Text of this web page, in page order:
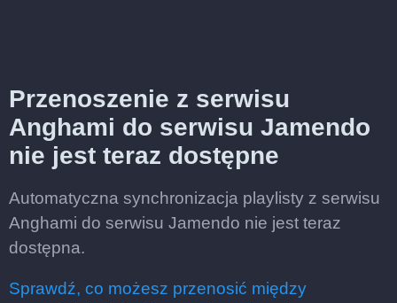
Przenoszenie z serwisu
Anghami do serwisu Jamendo
nie jest teraz dostępne
Automatyczna synchronizacja playlisty z serwisu
Anghami do serwisu Jamendo nie jest teraz
dostępna.
Sprawdź, co możesz przenosić między